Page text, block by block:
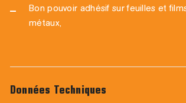
Bon pouvoir adhésif sur feuilles et
métaux,
Données Techniques